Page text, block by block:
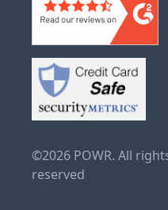
©2026 POWR. All
reserved